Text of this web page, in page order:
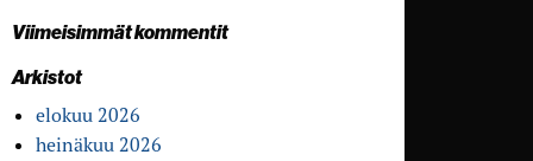
Viimeisimmät kommentit
Arkistot
elokuu 2026
heinäkuu 2026